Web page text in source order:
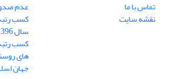
تماس با ما
نقشه سایت
عدم
سال 1396 نشریات توسط وزارت عتف
کسب
های
جهان